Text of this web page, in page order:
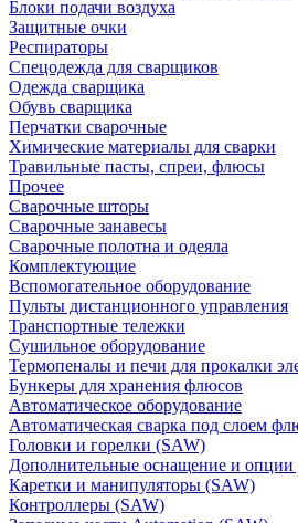
Блоки подачи воздуха
Защитные очки
Респираторы
Спецодежда для сварщиков
Одежда сварщика
Обувь сварщика
Перчатки сварочные
Химические материалы для сварки
Травильные пасты, спреи, флюсы
Прочее
Сварочные шторы
Сварочные занавесы
Сварочные полотна и одеяла
Комплектующие
Вспомогательное оборудование
Пульты дистанционного управления
Транспортные тележки
Сушильное оборудование
Термопеналы и печи для прокалки
Бункеры для хранения флюсов
Автоматическое оборудование
Автоматическая сварка под слоем
Головки и горелки (SAW)
Дополнительные оснащение и опции
Каретки и манипуляторы (SAW)
Контроллеры (SAW)